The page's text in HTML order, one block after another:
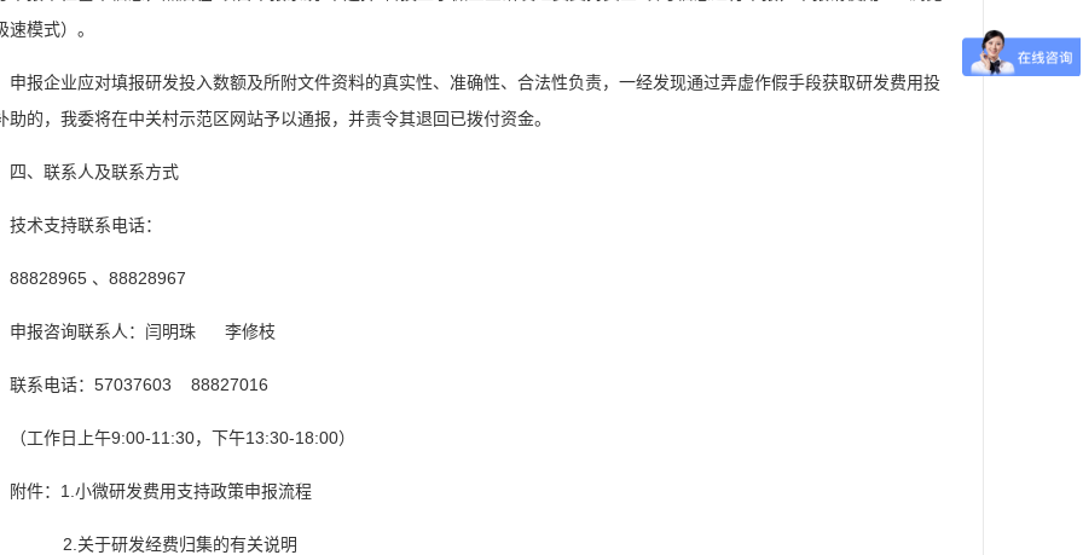
速模式）。
企业应对填报研发投入数额及所附文件资料的真实性、准确性、合法性负责，一经发现通过弄虚作假手段获取研发费用投
助的，我委将在中关村示范区网站予以通报，并责令其退回已拨付资金。
、联系人及联系方式
术支持联系电话：
、88828967
报咨询联系人：闫明珠 李修枝
系电话：57037603 88827016
工作日上午9:00-11:30，下午13:30-18:00）
件：1.小微研发费用支持政策申报流程
关于研发经费归集的有关说明